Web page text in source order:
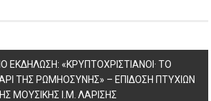
ΕΚΔΗΛΩΣΗ: «ΚΡΥΠΤΟΧΡΙΣΤΙΑΝΟΙ· ΤΟ
ΤΗΣ ΡΩΜΗΟΣΥΝΗΣ» – ΕΠΙΔΟΣΗ ΠΤΥΧΙΩΝ
ΜΟΥΣΙΚΗΣ Ι.Μ. ΛΑΡΙΣΗΣ